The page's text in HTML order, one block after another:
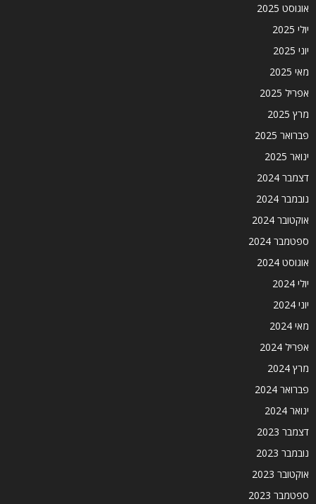
אוגוסט 2025
יולי 2025
יוני 2025
מאי 2025
אפריל 2025
מרץ 2025
פברואר 2025
ינואר 2025
דצמבר 2024
נובמבר 2024
אוקטובר 2024
ספטמבר 2024
אוגוסט 2024
יולי 2024
יוני 2024
מאי 2024
אפריל 2024
מרץ 2024
פברואר 2024
ינואר 2024
דצמבר 2023
נובמבר 2023
אוקטובר 2023
ספטמבר 2023